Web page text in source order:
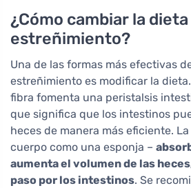
¿Cómo cambiar la
estreñimiento?
Una de las formas más efectivas
estreñimiento es modificar la
fibra fomenta una peristalsis
que significa que los intestinos
heces de manera más eficiente.
cuerpo como una esponja –
aumenta el volumen de las
paso por los intestinos. Se